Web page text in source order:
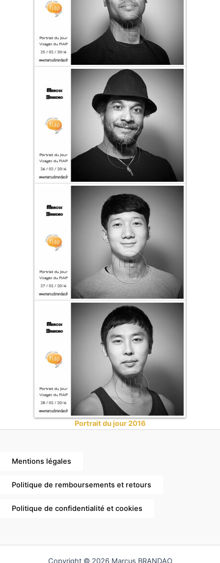
Portrait du jour 2016
Mentions légales
Politique de remboursements et retours
Politique de confidentialité et cookies
Copyright © 2026 Marcus BRANDAO